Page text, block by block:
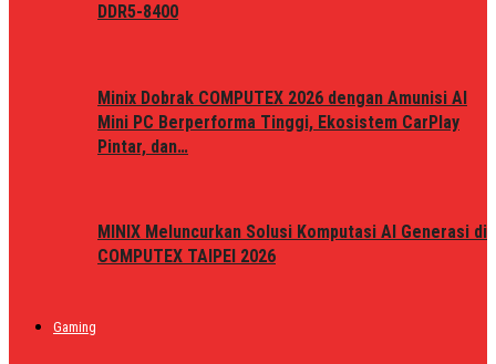
DDR5-8400
Minix Dobrak COMPUTEX 2026 dengan Amunisi AI
Mini PC Berperforma Tinggi, Ekosistem CarPlay
Pintar, dan…
MINIX Meluncurkan Solusi Komputasi AI Generasi di
COMPUTEX TAIPEI 2026
Gaming